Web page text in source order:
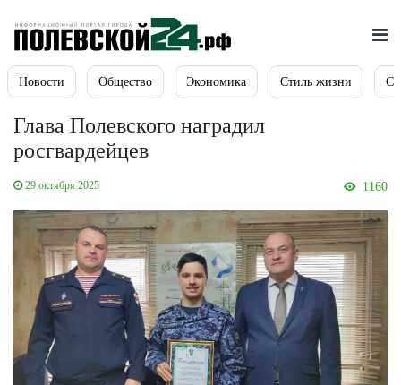
Новости Общество Экономика Стиль жизни
Глава Полевского наградил
росгвардейцев
29 октября 2025 1160